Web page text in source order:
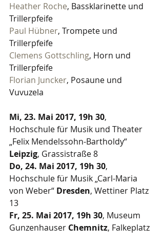
Heather Roche, Bassklarinette und
Trillerpfeife
Paul Hübner, Trompete und
Trillerpfeife
Clemens Gottschling, Horn und
Trillerpfeife
Florian Juncker, Posaune und
Vuvuzela
Mi, 23. Mai 2017, 19h 30,
Hochschule für Musik und Theater
„Felix Mendelssohn-Bartholdy“
Leipzig, Grassistraße 8
Do, 24. Mai 2017, 19h 30,
Hochschule für Musik „Carl-Maria
von Weber“ Dresden, Wettiner Platz
13
Fr, 25. Mai 2017, 19h 30, Museum
Gunzenhauser Chemnitz, Falkeplatz